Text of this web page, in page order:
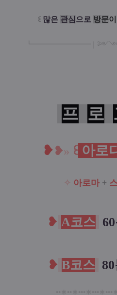
꒰ 많은 관심 으로 방문이
┗━━━━━━━━
프 로
❥❥» ꒰ 아로
✧ 아로마 +
❥ A코스
❥ B코스